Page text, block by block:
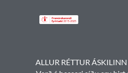
ALLUR RÉTTUR